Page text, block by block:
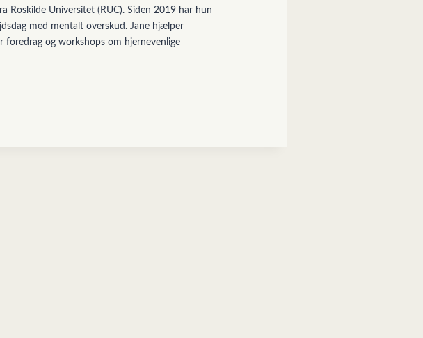
Roskilde Universitet (RUC). Siden 2019 har hun
med mentalt overskud. Jane hjælper
foredrag og workshops om hjernevenlige